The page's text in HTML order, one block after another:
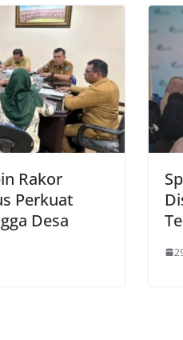
Rakor
Perkuat
Desa